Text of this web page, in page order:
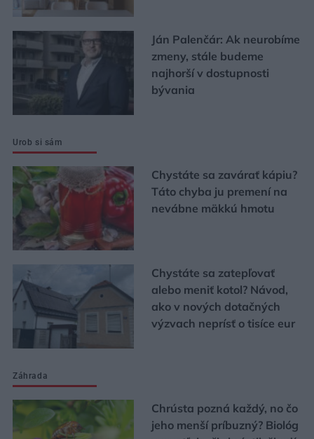
Ján Palenčár: Ak neurobíme
zmeny, stále budeme
najhorší v dostupnosti
bývania
Urob si sám
Chystáte sa zavárať kápiu?
Táto chyba ju premení na
nevábne mäkkú hmotu
Chystáte sa zatepľovať
alebo meniť kotol? Návod,
ako v nových dotačných
výzvach neprísť o tisíce eur
Záhrada
Chrústa pozná každý, no čo
jeho menší príbuzný? Biológ